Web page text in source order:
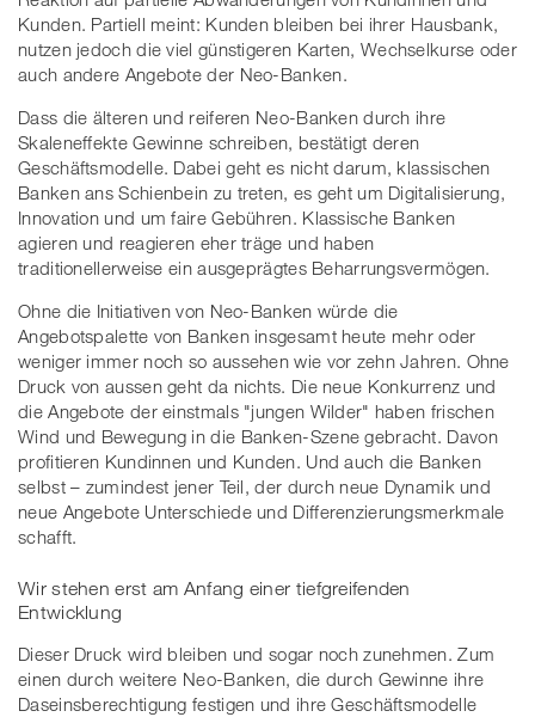
Kunden. Partiell meint: Kunden bleiben bei ihrer Hausbank,
nutzen jedoch die viel günstigeren Karten, Wechselkurse oder
auch andere Angebote der Neo-Banken.
Dass die älteren und reiferen Neo-Banken durch ihre
Skaleneffekte Gewinne schreiben, bestätigt deren
Geschäftsmodelle. Dabei geht es nicht darum, klassischen
Banken ans Schienbein zu treten, es geht um Digitalisierung,
Innovation und um faire Gebühren. Klassische Banken
agieren und reagieren eher träge und haben
traditionellerweise ein ausgeprägtes Beharrungsvermögen.
Ohne die Initiativen von Neo-Banken würde die
Angebotspalette von Banken insgesamt heute mehr oder
weniger immer noch so aussehen wie vor zehn Jahren. Ohne
Druck von aussen geht da nichts. Die neue Konkurrenz und
die Angebote der einstmals "jungen Wilder" haben frischen
Wind und Bewegung in die Banken-Szene gebracht. Davon
profitieren Kundinnen und Kunden. Und auch die Banken
selbst – zumindest jener Teil, der durch neue Dynamik und
neue Angebote Unterschiede und Differenzierungsmerkmale
schafft.
Wir stehen erst am Anfang einer tiefgreifenden
Entwicklung
Dieser Druck wird bleiben und sogar noch zunehmen. Zum
einen durch weitere Neo-Banken, die durch Gewinne ihre
Daseinsberechtigung festigen und ihre Geschäftsmodelle